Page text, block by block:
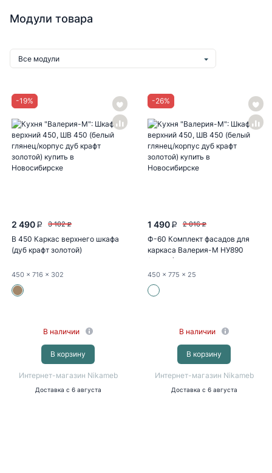
Модули товара
Все модули
-19%
2 490 P 3 102 P
В 450 Каркас верхнего шкафа
(дуб крафт золотой)
450 x 716 x 302
В наличии
В корзину
Интернет-магазин Nikameb
Доставка с 6 августа
-26%
1 490 P 2 016 P
Ф-60 Комплект фасадов для
каркаса Валерия-М НУ890
(БЕЛ-Г)
450 x 775 x 25
В наличии
В корзину
Интернет-магазин Nikameb
Доставка с 6 августа